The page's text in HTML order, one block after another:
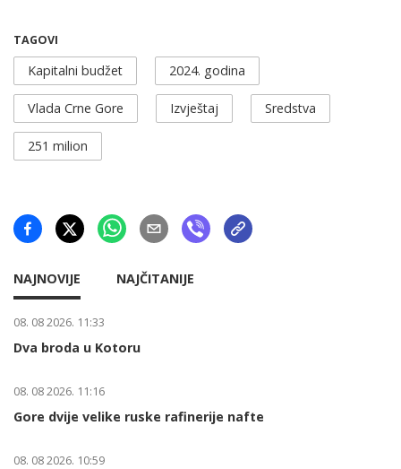
TAGOVI
Kapitalni budžet 2024. godina
Vlada Crne Gore Izvještaj Sredstva
251 milion
NAJNOVIJE NAJČITANIJE
08. 08 2026. 11:33
Dva broda u Kotoru
08. 08 2026. 11:16
Gore dvije velike ruske rafinerije nafte
08. 08 2026. 10:59